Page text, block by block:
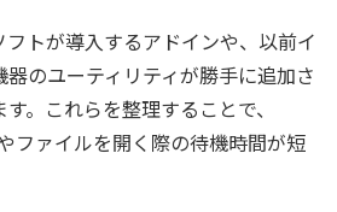
トが導入するアドインや、以前イ
のユーティリティが勝手に追加さ
。これらを整理することで、
ファイルを開く際の待機時間が短